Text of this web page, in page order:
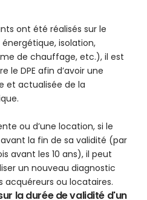
ont été réalisés sur le
isolation,
de chauffage, etc.), il est
le DPE afin d’avoir une
et actualisée de la
ou d’une location, si le
avant la fin de sa validité (par
avant les 10 ans), il peut
un nouveau diagnostic
acquéreurs ou locataires.
la durée de validité d'un